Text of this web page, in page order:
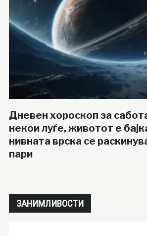
Дневен хороскоп за
некои луѓе, животот е
нивната врска се
пари
ЗАНИМЛИВОСТИ